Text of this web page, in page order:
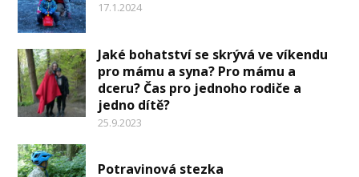
17.1.2024
Jaké bohatství se skrývá ve víkendu
pro mámu a syna? Pro mámu a
dceru? Čas pro jednoho rodiče a
jedno dítě?
25.9.2023
Potravinová stezka